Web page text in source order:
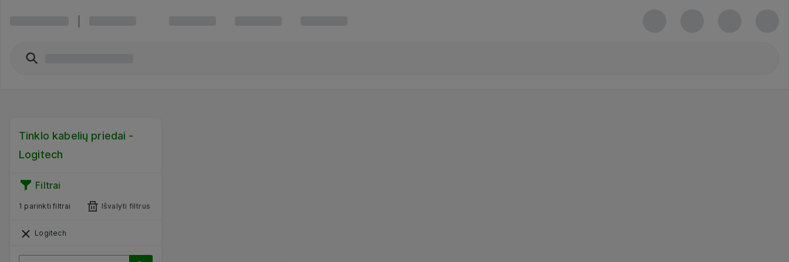
Tinklo kabelių priedai -
Logitech
Filtrai
1 parinkti filtrai Išvalyti filtrus
Logitech